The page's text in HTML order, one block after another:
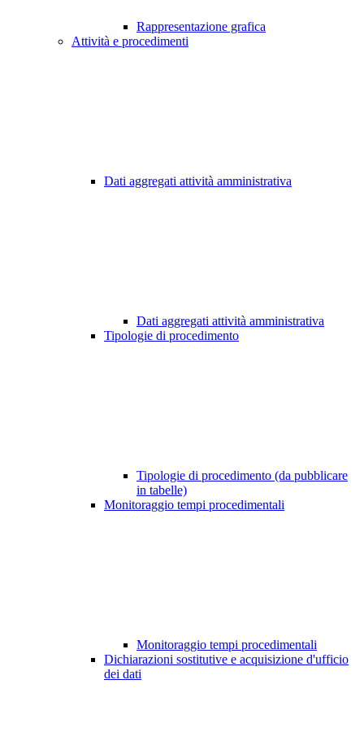
Rappresentazione grafica
Attività e procedimenti
Dati aggregati attività amministrativa
Dati aggregati attività amministrativa
Tipologie di procedimento
Tipologie di procedimento (da pubblicare
in tabelle)
Monitoraggio tempi procedimentali
Monitoraggio tempi procedimentali
Dichiarazioni sostitutive e acquisizione d'ufficio
dei dati